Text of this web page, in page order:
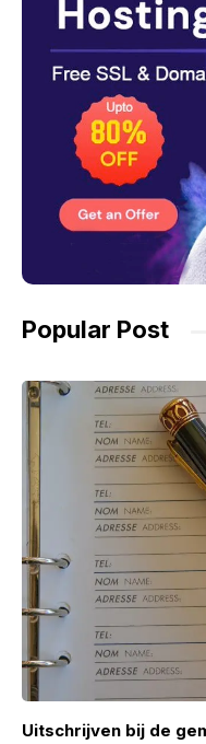
Popular Post
Uitschrijven bij de